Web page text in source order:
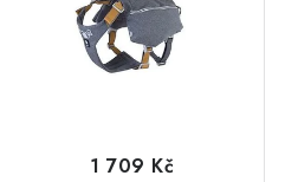
1 709 Kč